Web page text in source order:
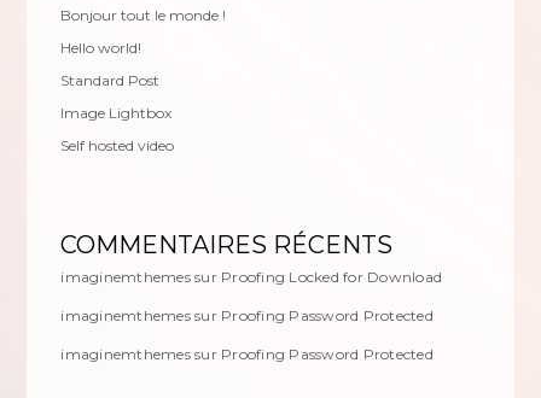
Bonjour tout le monde !
Hello world!
Standard Post
Image Lightbox
Self hosted video
COMMENTAIRES RÉCENTS
imaginemthemessur Proofing Locked for Download
imaginemthemessur Proofing Password Protected
imaginemthemessur Proofing Password Protected